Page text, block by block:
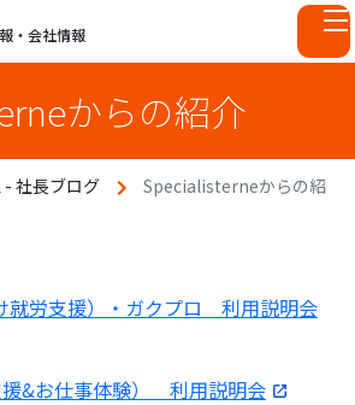
・会社情報
からの紹介
- 社長ブログ
Specialisterneからの紹
就労支援）・ガクプロ 利用説明会
援&お仕事体験） 利用説明会